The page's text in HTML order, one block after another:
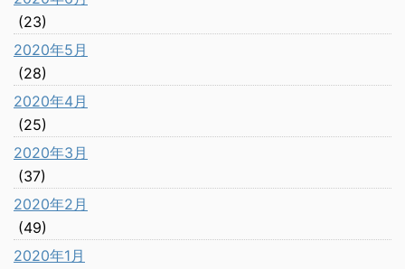
(23)
2020年5月
(28)
2020年4月
(25)
2020年3月
(37)
2020年2月
(49)
2020年1月